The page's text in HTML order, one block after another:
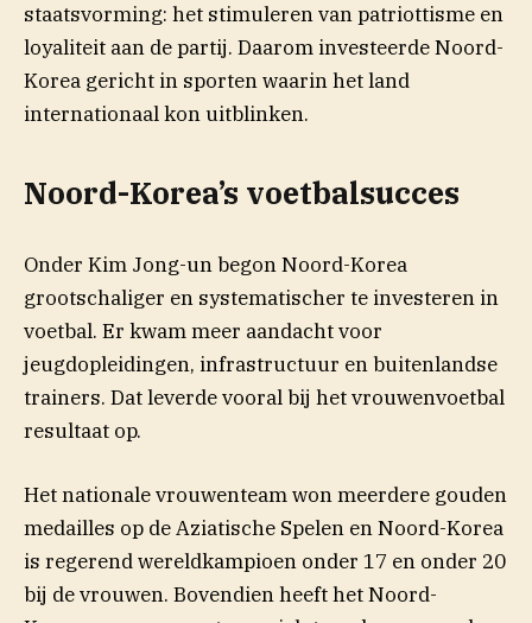
staatsvorming: het stimuleren van patriottisme en
loyaliteit aan de partij. Daarom investeerde Noord-
Korea gericht in sporten waarin het land
internationaal kon uitblinken.
Noord-Korea’s voetbalsucces
Onder Kim Jong-un begon Noord-Korea
grootschaliger en systematischer te investeren in
voetbal. Er kwam meer aandacht voor
jeugdopleidingen, infrastructuur en buitenlandse
trainers. Dat leverde vooral bij het vrouwenvoetbal
resultaat op.
Het nationale vrouwenteam won meerdere gouden
medailles op de Aziatische Spelen en Noord-Korea
is regerend wereldkampioen onder 17 en onder 20
bij de vrouwen. Bovendien heeft het Noord-